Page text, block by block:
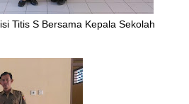
Titis S Bersama Kepala Sekolah